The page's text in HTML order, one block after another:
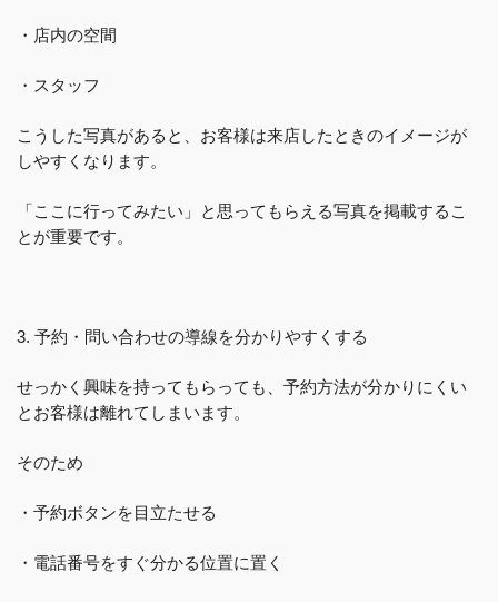
・店内の空間
・スタッフ
こうした写真があると、お客様は来店したときのイメージが
しやすくなります。
「ここに行ってみたい」と思ってもらえる写真を掲載するこ
とが重要です。
3. 予約・問い合わせの導線を分かりやすくする
せっかく興味を持ってもらっても、予約方法が分かりにくい
とお客様は離れてしまいます。
そのため
・予約ボタンを目立たせる
・電話番号をすぐ分かる位置に置く